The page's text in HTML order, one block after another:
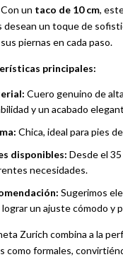
un taco de 10 cm,
desean un toque de
piernas en cada paso.
principales:
Cuero genuino de
y un acabado
Chica, ideal para pies
disponibles: Desde el
necesidades.
Sugerimos
lograr un ajuste cómodo y
Zurich combina a la
como formales,